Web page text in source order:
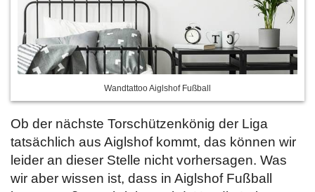
Wandtattoo Aiglshof Fußball
Ob der nächste Torschützenkönig der Liga
tatsächlich aus Aiglshof kommt, das können wir
leider an dieser Stelle nicht vorhersagen. Was
wir aber wissen ist, dass in Aiglshof Fußball